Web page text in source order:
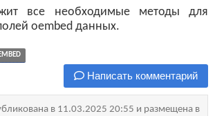
все необходимые методы для
oembed данных.
Написать комментарий
в 11.03.2025 20:55 и размещена в